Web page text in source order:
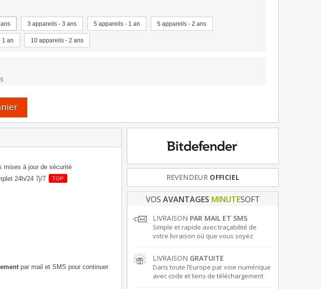
3 appareils - 3 ans 5 appareils - 1 an 5 appareils - 2 ans
1 an 10 appareils - 2 ans
mises à jour de sécurité
24h/24 7j/7
TOP
par mail et SMS pour continuer
REVENDEUR OFFICIEL
FRANCE & EUROPE
VOS AVANTAGES MINUTESOFT
LIVRAISON PAR MAIL ET SMS
Simple et rapide avec traçabilité de
votre livraison où que vous soyez
LIVRAISON GRATUITE
Dans toute l’Europe par voie numérique
avec code et liens de téléchargement